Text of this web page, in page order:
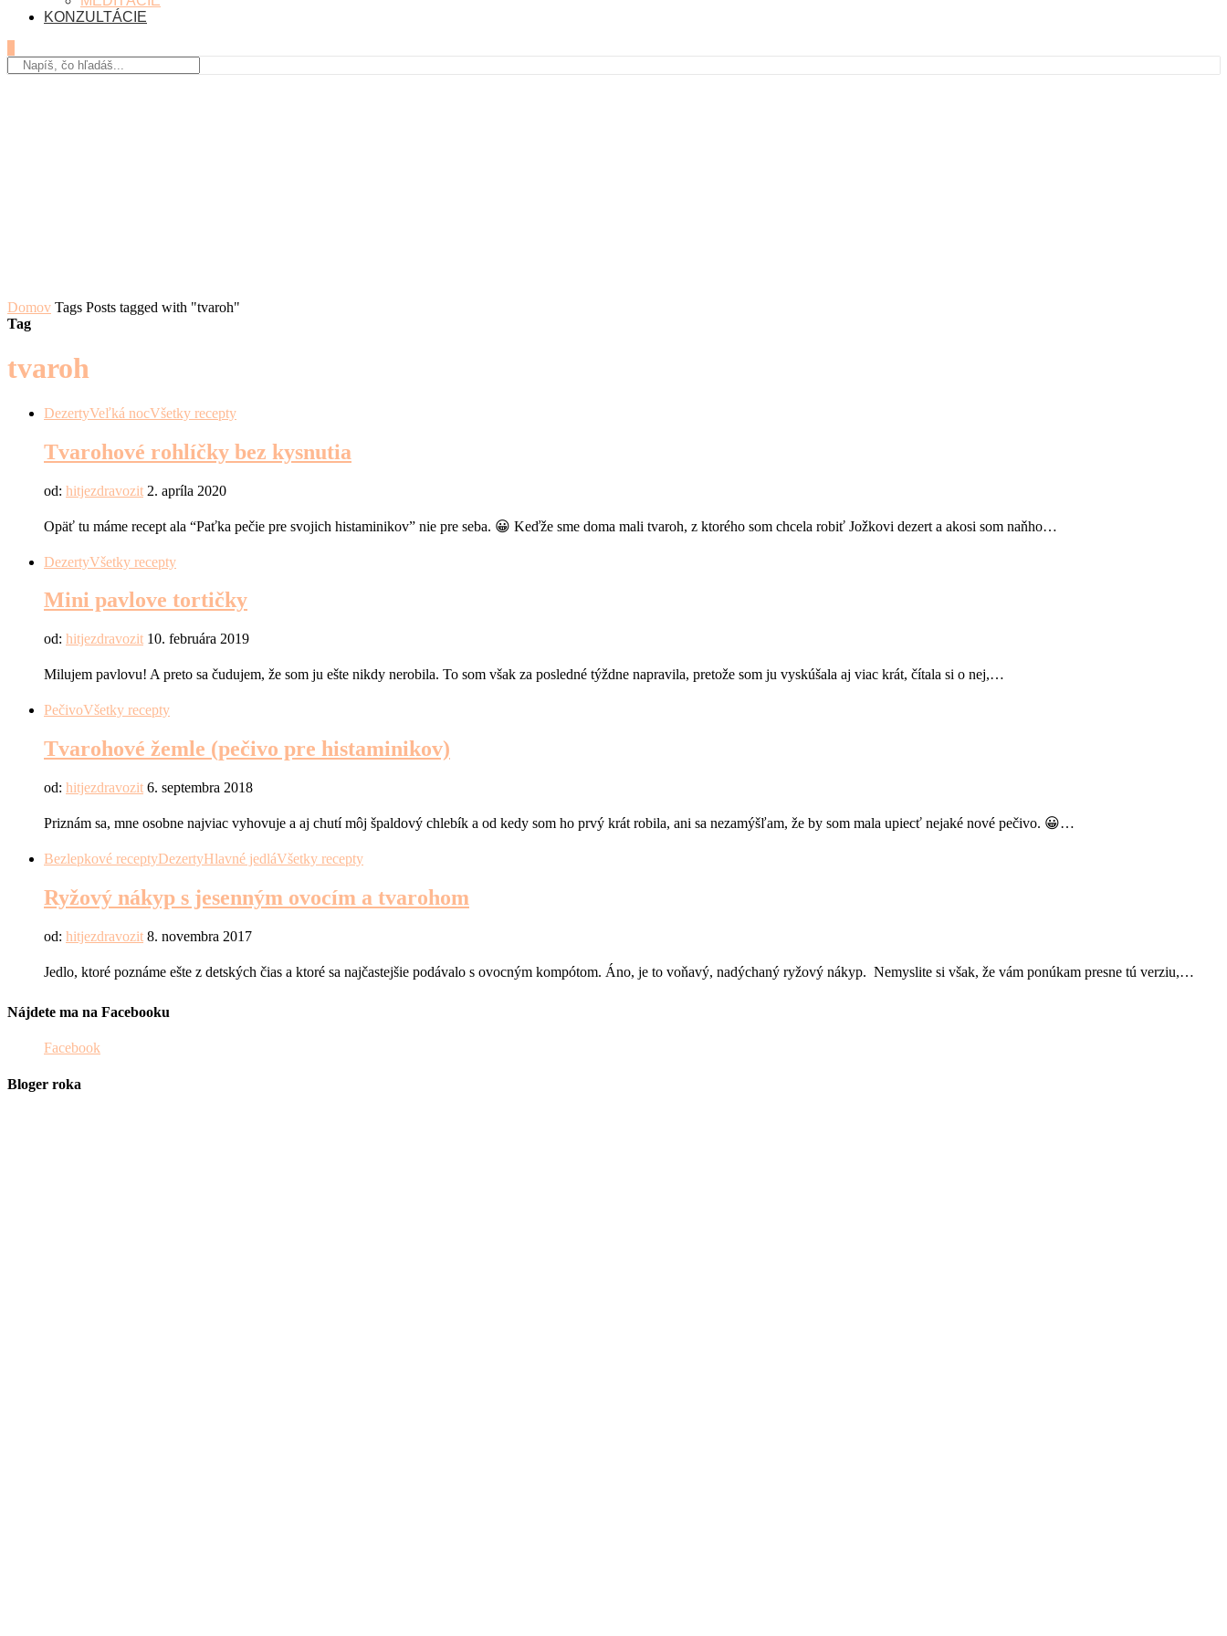
KONZULTÁCIE
Domov Tags Posts tagged with "tvaroh"
Tag
tvaroh
DezertyVeľká nocVšetky recepty
Tvarohové rohlíčky bez kysnutia
od: hitjezdravozit 2. apríla 2020
Opäť tu máme recept ala “Paťka pečie pre svojich histaminikov” nie pre seba. 😀 Keďže sme doma mali tvaroh, z ktorého som chcela robiť Jožkovi dezert a akosi som naňho…
DezertyVšetky recepty
Mini pavlove tortičky
od: hitjezdravozit 10. februára 2019
Milujem pavlovu! A preto sa čudujem, že som ju ešte nikdy nerobila. To som však za posledné týždne napravila, pretože som ju vyskúšala aj viac krát, čítala si o nej,…
PečivoVšetky recepty
Tvarohové žemle (pečivo pre histaminikov)
od: hitjezdravozit 6. septembra 2018
Priznám sa, mne osobne najviac vyhovuje a aj chutí môj špaldový chlebík a od kedy som ho prvý krát robila, ani sa nezamýšľam, že by som mala upiecť nejaké nové pečivo. 😀…
Bezlepkové receptyDezertyHlavné jedláVšetky recepty
Ryžový nákyp s jesenným ovocím a tvarohom
od: hitjezdravozit 8. novembra 2017
Jedlo, ktoré poznáme ešte z detských čias a ktoré sa najčastejšie podávalo s ovocným kompótom. Áno, je to voňavý, nadýchaný ryžový nákyp. Nemyslite si však, že vám ponúkam presne tú verziu,…
Nájdete ma na Facebooku
Facebook
Bloger roka